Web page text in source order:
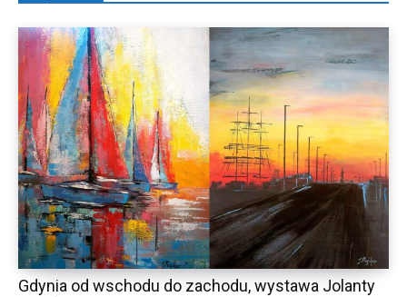
Gdynia od wschodu do zachodu, wystawa Jolanty